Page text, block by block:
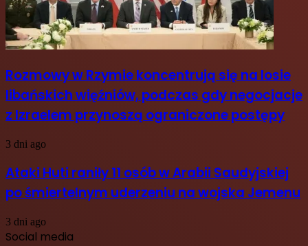
Rozmowy w Rzymie koncentrują się na losie
libańskich więźniów, podczas gdy negocjacje
z Izraelem przynoszą ograniczone postępy
3 dni ago
Ataki Huti raniły 11 osób w Arabii Saudyjskiej
po śmiertelnym uderzeniu na wojska Jemenu
3 dni ago
Social media